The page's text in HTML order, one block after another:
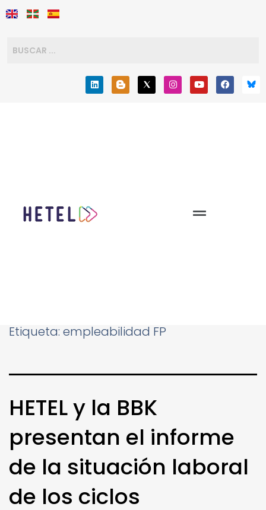
Etiqueta: empleabilidad FP
HETEL y la BBK
presentan el informe
de la situación laboral
de los ciclos